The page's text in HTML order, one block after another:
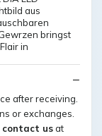
aus
bringst
in
after receiving.
or exchanges.
contact usat